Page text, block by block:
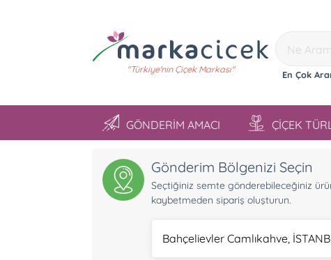
"Türkiye'nin Çiçek Markası" En Çok
GÖNDERİM AMACI ÇİÇEK
Gönderim Bölgenizi Seçin
Seçtiğiniz semte gönderebileceğiniz
kaybetmeden sipariş oluşturun.
Bahçelievler Camlıkahve,